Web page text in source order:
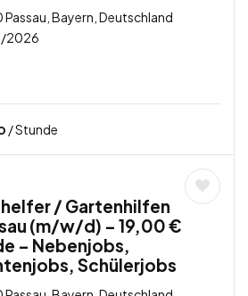
Bayern, Deutschland
2026
/ Stunde
/ Gartenhilfen
(m/w/d) – 19,00 €
– Nebenjobs,
Schülerjobs